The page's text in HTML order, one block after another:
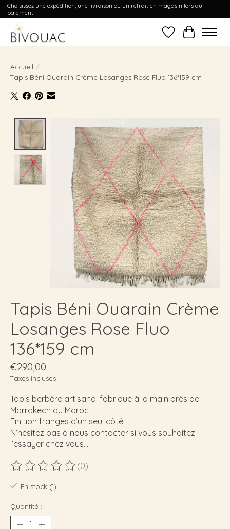
Choisissez une expédition, une livraison ou un retrait en magasin lors du
paiement
Liste dePanier
Accueil /
Tapis Béni Ouarain Crème Losanges Rose Fluo 136*159 cm
Tapis Béni Ouarain Crème
Losanges Rose Fluo
136*159 cm
€290,00
Taxes incluses
Tapis berbère artisanal fabriqué à la main près de
Marrakech au Maroc
Finition franges d’un seul côté
N’hésitez pas à nous contacter si vous souhaitez
l’essayer chez vous…
Ce produit est évalué à
(0)
En stock (1)
Quantité :